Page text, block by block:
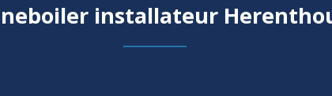
installateur